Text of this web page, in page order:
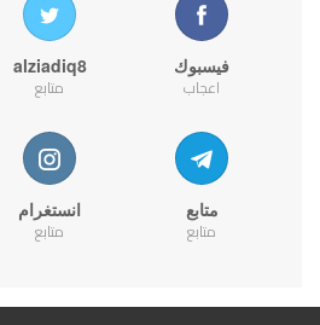
فيسبوك
اعجاب
alziadiq8
متابع
متابع
متابع
انستغرام
متابع